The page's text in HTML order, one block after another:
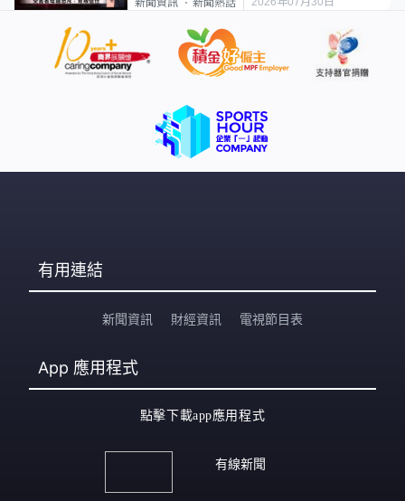
新聞資訊 新聞熱話
有用連結
新聞資訊 財經資訊 電視節目表
App 應用程式
點擊下載app應用程式
有線新聞